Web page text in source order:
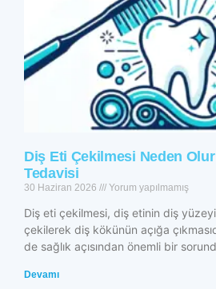
Diş Eti Çekilmesi Neden
Tedavisi
30 Haziran 2026 Yorum yapılmamış
Diş eti çekilmesi, diş etinin diş
çekilerek diş kökünün açığa
de sağlık açısından önemli bir
Devamı